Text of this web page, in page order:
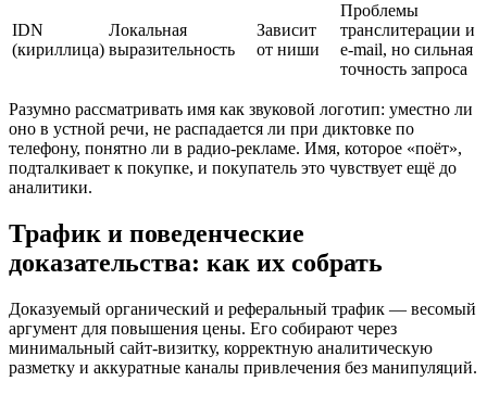
IDN
(кириллица)
Локальная
выразительность
Зависит
от ниши
Проблемы
транслитерации и
e-mail, но сильная
точность запроса
Разумно рассматривать имя как звуковой логотип: уместно ли
оно в устной речи, не распадается ли при диктовке по
телефону, понятно ли в радио-рекламе. Имя, которое «поёт»,
подталкивает к покупке, и покупатель это чувствует ещё до
аналитики.
Трафик и поведенческие
доказательства: как их собрать
Доказуемый органический и реферальный трафик — весомый
аргумент для повышения цены. Его собирают через
минимальный сайт-визитку, корректную аналитическую
разметку и аккуратные каналы привлечения без манипуляций.